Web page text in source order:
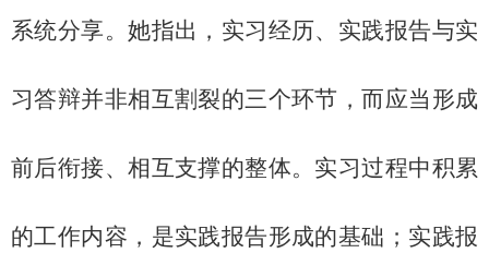
系统分享。她指出，实习经历、实践报告与实
习答辩并非相互割裂的三个环节，而应当形成
前后衔接、相互支撑的整体。实习过程中积累
的工作内容，是实践报告形成的基础；实践报